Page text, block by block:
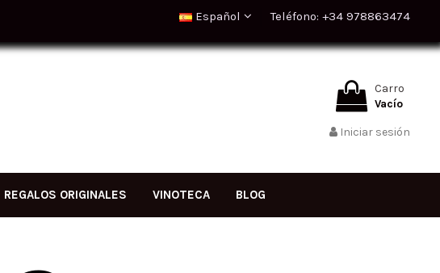
Español Teléfono: +34 978863474
Carro
Vacío
Iniciar sesión
REGALOS ORIGINALES VINOTECA BLOG